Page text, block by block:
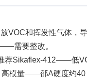
VOC和挥发性气体
需要整改。
Sikaflex-412——低
模量——邵A硬度约40